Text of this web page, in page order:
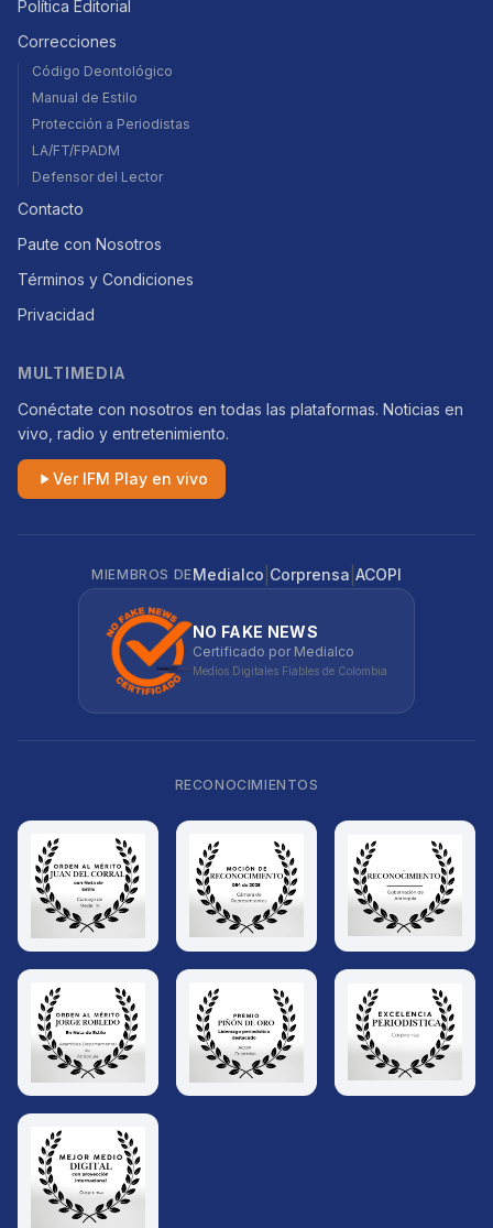
Política Editorial
Correcciones
Código Deontológico
Manual de Estilo
Protección a Periodistas
LA/FT/FPADM
Defensor del Lector
Contacto
Paute con Nosotros
Términos y Condiciones
Privacidad
MULTIMEDIA
Conéctate con nosotros en todas las plataformas. Noticias en
vivo, radio y entretenimiento.
Ver IFM Play en vivo
MIEMBROS DEMedialco Corprensa ACOPI
NO FAKE NEWS
Certificado por Medialco
Medios Digitales Fiables de Colombia
RECONOCIMIENTOS